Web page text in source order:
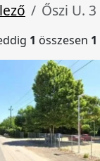
Őszi U. 3
1 összesen 1